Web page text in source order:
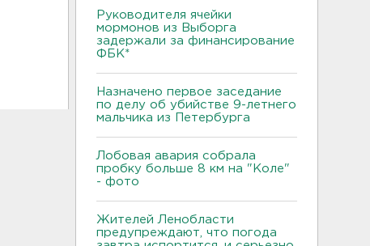
Руководителя ячейки
мормонов из Выборга
задержали за финансирование
ФБК*
Назначено первое заседание
по делу об убийстве 9-летнего
мальчика из Петербурга
Лобовая авария собрала
пробку больше 8 км на "Коле"
- фото
Жителей Ленобласти
предупреждают, что погода